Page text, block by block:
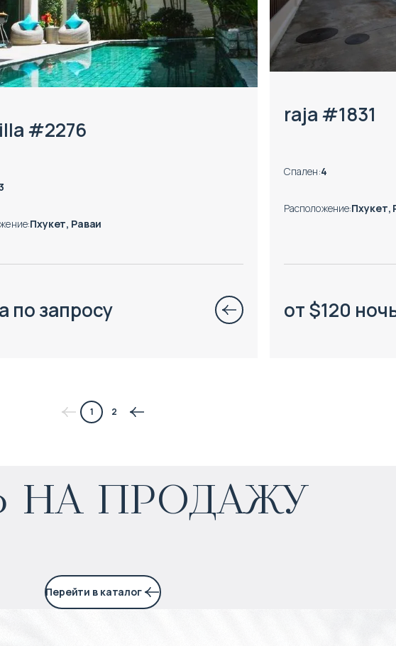
#2276
:Пхукет, Раваи
по запросу
raja #1831
Спален:4
Расположение:Пхукет,
от$120
1 2
продажу7% годовых
Перейти в каталог